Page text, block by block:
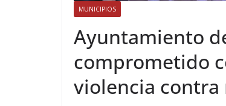
MUNICIPIOS
Ayuntamiento
comprometido
violencia contra